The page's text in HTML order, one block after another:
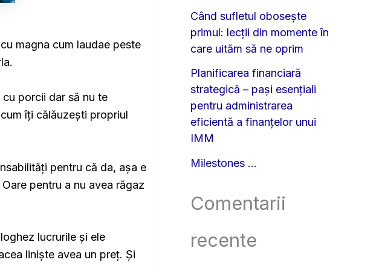
magna cum laudae peste
porcii dar să nu te
îți călăuzești propriul
pentru că da, așa e
pentru a nu avea răgaz
lucrurile și ele
liniște avea un preț. Și
Când sufletul obosește
primul: lecții din momente în
care uităm să ne oprim
Planificarea financiară
strategică – pași esențiali
pentru administrarea
eficientă a finanțelor unui
IMM
Milestones …
Comentarii
recente